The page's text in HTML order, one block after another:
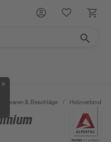
✕
& Beschläge / Holzverbinder